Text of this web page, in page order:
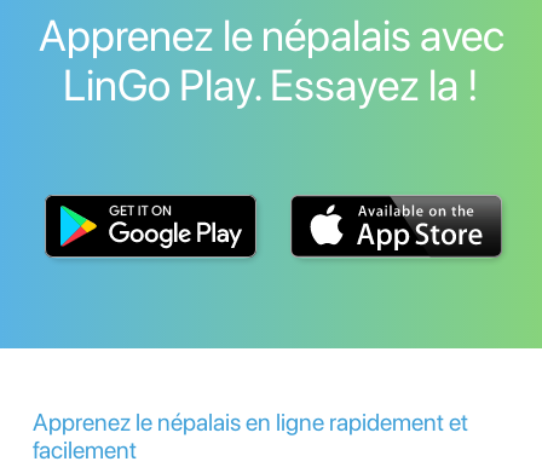
Apprenez le népalais avec
LinGo Play. Essayez la !
Apprenez le népalais en ligne rapidement et
facilement